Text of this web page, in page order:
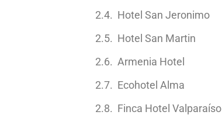
Hotel San Jeronimo
Hotel San Martin
Armenia Hotel
Ecohotel Alma
Finca Hotel Valparaíso